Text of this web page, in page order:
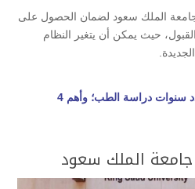
الملك سعود لضمان الحصول على
حيث يمكن أن يتغير النظام
أقل دولة في عدد سنوات دراسة الطب؛ وأهم 4
الملك سعود